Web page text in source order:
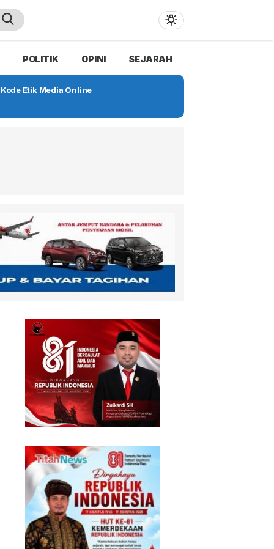
POLITIK OPINI SEJARAH
Kode Etik Media Online